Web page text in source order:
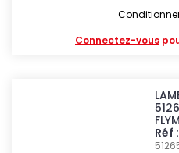
Connectez-vous
Réf